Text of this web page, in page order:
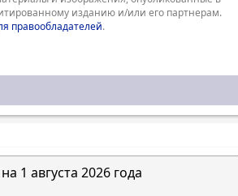
изданию и/или его партнерам.
правообладателей.
1 августа 2026 года